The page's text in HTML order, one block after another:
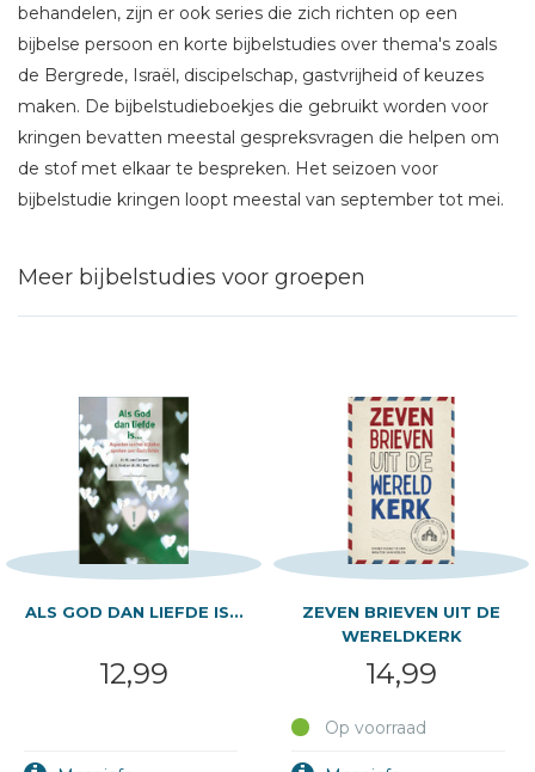
behandelen, zijn er ook series die zich richten op een
bijbelse persoon en korte bijbelstudies over thema's zoals
de Bergrede, Israël, discipelschap, gastvrijheid of keuzes
maken. De bijbelstudieboekjes die gebruikt worden voor
kringen bevatten meestal gespreksvragen die helpen om
de stof met elkaar te bespreken. Het seizoen voor
bijbelstudie kringen loopt meestal van september tot mei.
Meer bijbelstudies voor groepen
ALS GOD DAN LIEFDE IS...
12,99
ZEVEN BRIEVEN UIT DE
WERELDKERK
14,99
Op voorraad